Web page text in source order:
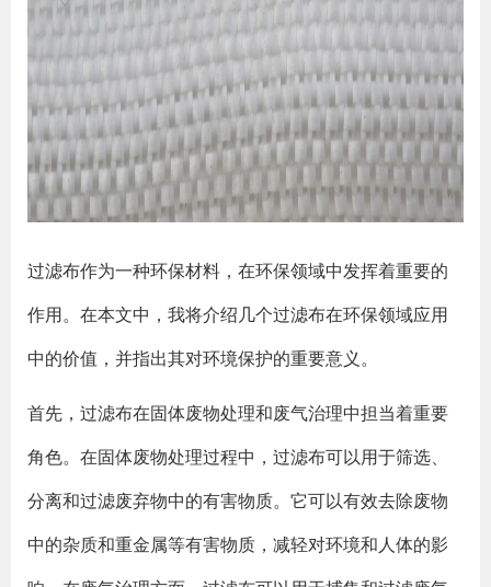
过滤布作为一种环保材料，在环保领域中发挥着重要的
作用。在本文中，我将介绍几个过滤布在环保领域应用
中的价值，并指出其对环境保护的重要意义。
首先，过滤布在固体废物处理和废气治理中担当着重要
角色。在固体废物处理过程中，过滤布可以用于筛选、
分离和过滤废弃物中的有害物质。它可以有效去除废物
中的杂质和重金属等有害物质，减轻对环境和人体的影